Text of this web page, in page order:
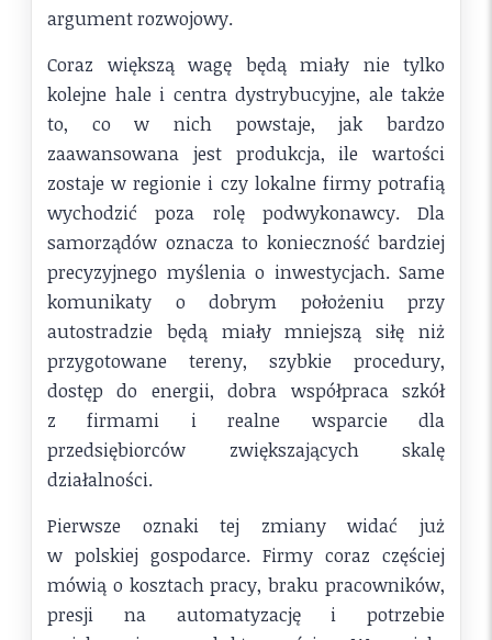
argument rozwojowy.
Coraz większą wagę będą miały nie tylko
kolejne hale i centra dystrybucyjne, ale także
to, co w nich powstaje, jak bardzo
zaawansowana jest produkcja, ile wartości
zostaje w regionie i czy lokalne firmy potrafią
wychodzić poza rolę podwykonawcy. Dla
samorządów oznacza to konieczność bardziej
precyzyjnego myślenia o inwestycjach. Same
komunikaty o dobrym położeniu przy
autostradzie będą miały mniejszą siłę niż
przygotowane tereny, szybkie procedury,
dostęp do energii, dobra współpraca szkół
z firmami i realne wsparcie dla
przedsiębiorców zwiększających skalę
działalności.
Pierwsze oznaki tej zmiany widać już
w polskiej gospodarce. Firmy coraz częściej
mówią o kosztach pracy, braku pracowników,
presji na automatyzację i potrzebie